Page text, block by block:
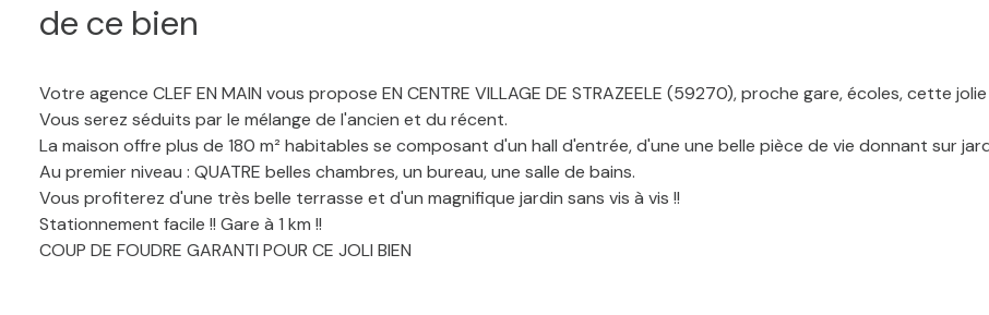
de ce bien
Votre agence CLEF EN MAIN vous propose EN CENTRE VILLAGE DE STRAZEELE (59270), proche gare, écoles, cette
Vous serez séduits par le mélange de l'ancien et du récent.
La maison offre plus de 180 m² habitables se composant d'un hall d'entrée, d'une une belle pièce de vie donnant sur
Au premier niveau : QUATRE belles chambres, un bureau, une salle de bains.
Vous profiterez d'une très belle terrasse et d'un magnifique jardin sans vis à vis !!
Stationnement facile !! Gare à 1 km !!
COUP DE FOUDRE GARANTI POUR CE JOLI BIEN